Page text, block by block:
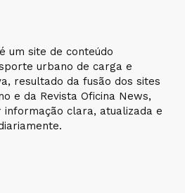
um site de conteúdo
urbano de carga e
resultado da fusão dos sites
e da Revista Oficina News,
clara, atualizada e